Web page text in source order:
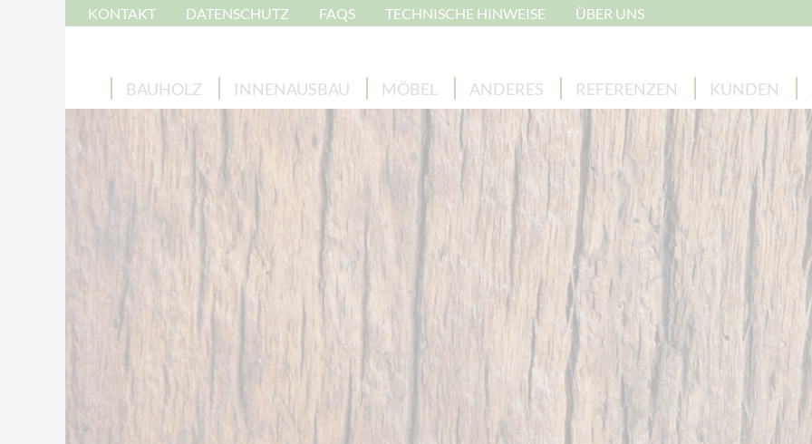
KONTAKT DATENSCHUTZ FAQS TECHNISCHE HINWEISE ÜBER UNS
BAUHOLZ INNENAUSBAU MÖBEL ANDERES REFERENZEN KUNDEN